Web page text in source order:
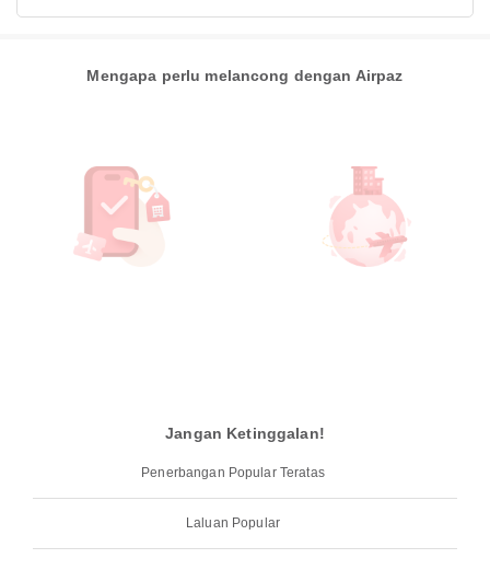
Mengapa perlu melancong dengan Airpaz
Jangan Ketinggalan!
Penerbangan Popular Teratas
Laluan Popular